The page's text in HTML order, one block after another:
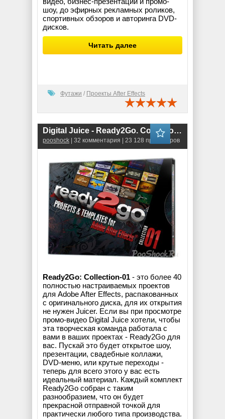
шоу, до эфирных рекламных роликов,
спортивных обзоров и авторинга DVD-
дисков.
Читать далее
Футажи / Проекты After Effects
Digital Juice - Ready2Go. Collection-01 (AE Projects) + ISO
pooshock | 32 комментария | 23 128 просмотров
Ready2Go: Collection-01 - это более 40
полностью настраиваемых проектов
для Adobe After Effects, распакованных
с оригинального диска, для их открытия
не нужен Juicer. Если вы при просмотре
промо-видео Digital Juice хотели, чтобы
эта творческая команда работала с
вами в ваших проектах - Ready2Go для
вас. Пускай это будет открытое шоу,
презентации, свадебные коллажи,
DVD-меню, или крутые переходы -
теперь для всего этого у вас есть
идеальный материал. Каждый комплект
Ready2Go собран с таким
разнообразием, что он будет
прекрасной отправной точкой для
практически любого типа производства.